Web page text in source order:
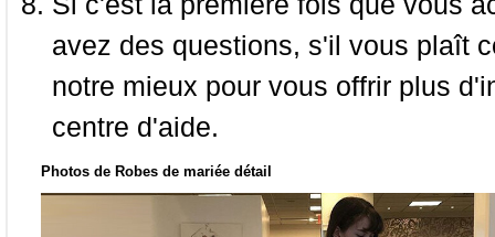
avez des questions, s'il vous plaît
notre mieux pour vous offrir plus
centre d'aide.
Photos de Robes de mariée détail